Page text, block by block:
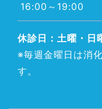
16:00～19:00
休診日：土曜・日
※毎週金曜日は消
す。